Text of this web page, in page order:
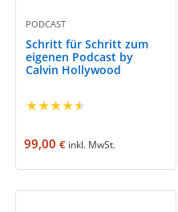
PODCAST
Schritt für Schritt zum
eigenen Podcast by
Calvin Hollywood
★★★★★
99,00€ inkl. MwSt.